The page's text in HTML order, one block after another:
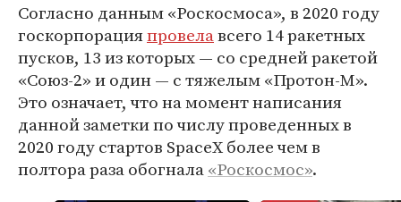
Согласно данным «Роскосмоса», в 2020 году
госкорпорацияпровелавсего 14 ракетных
пусков, 13 из которых — со средней ракетой
«Союз-2» и один — с тяжелым «Протон-М».
Это означает, что на момент написания
данной заметки по числу проведенных в
2020 году стартов SpaceX более чем в
полтора раза обогнала«Роскосмос».